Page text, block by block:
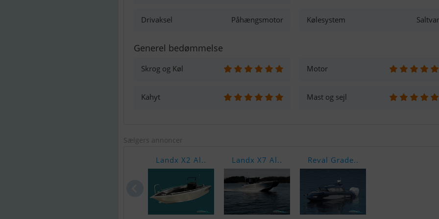
Drivaksel Påhængsmotor Kølesystem
Generel bedømmelse
Skrog og Køl Motor
Kahyt Mast og sejl
Sælgers annoncer
Landx X2 Al.. Landx X7 Al.. Reval Grade..